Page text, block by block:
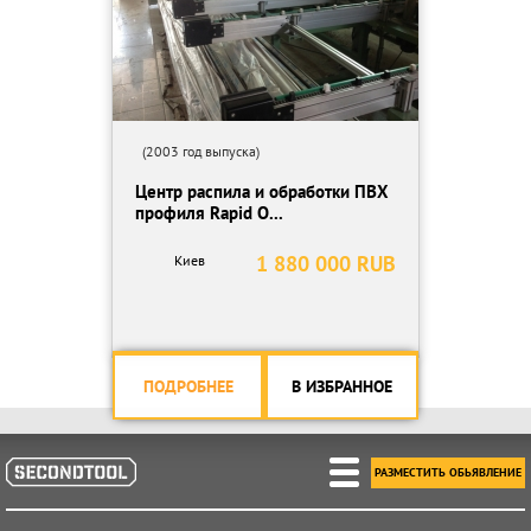
(2003 год выпуска)
Центр распила и обработки ПВХ
профиля Rapid O...
1 880 000 RUB
Киев
ПОДРОБНЕЕ В ИЗБРАННОЕ
РАЗМЕСТИТЬ ОБЬЯВЛЕНИЕ